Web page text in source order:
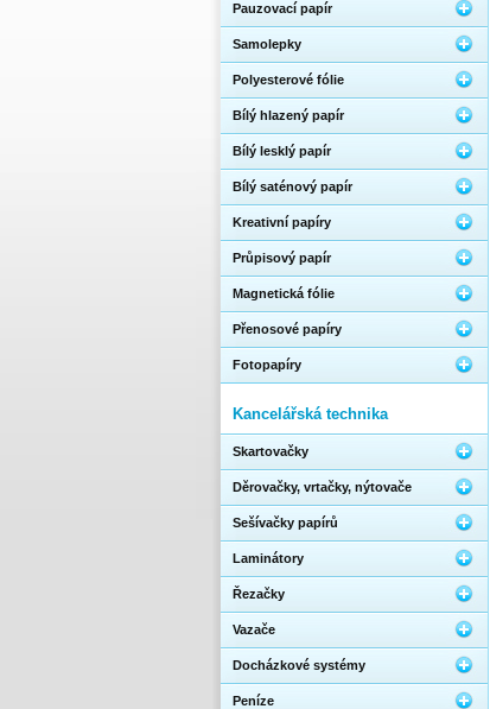
Pauzovací papír
Samolepky
Polyesterové fólie
Bílý hlazený papír
Bílý lesklý papír
Bílý saténový papír
Kreativní papíry
Průpisový papír
Magnetická fólie
Přenosové papíry
Fotopapíry
Kancelářská technika
Skartovačky
Děrovačky, vrtačky, nýtovače
Sešívačky papírů
Laminátory
Řezačky
Vazače
Docházkové systémy
Peníze